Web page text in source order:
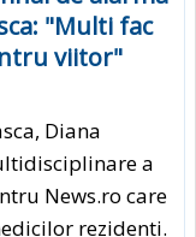
"Multi fac
viitor"
Diana
a
News.ro care
rezidenti.